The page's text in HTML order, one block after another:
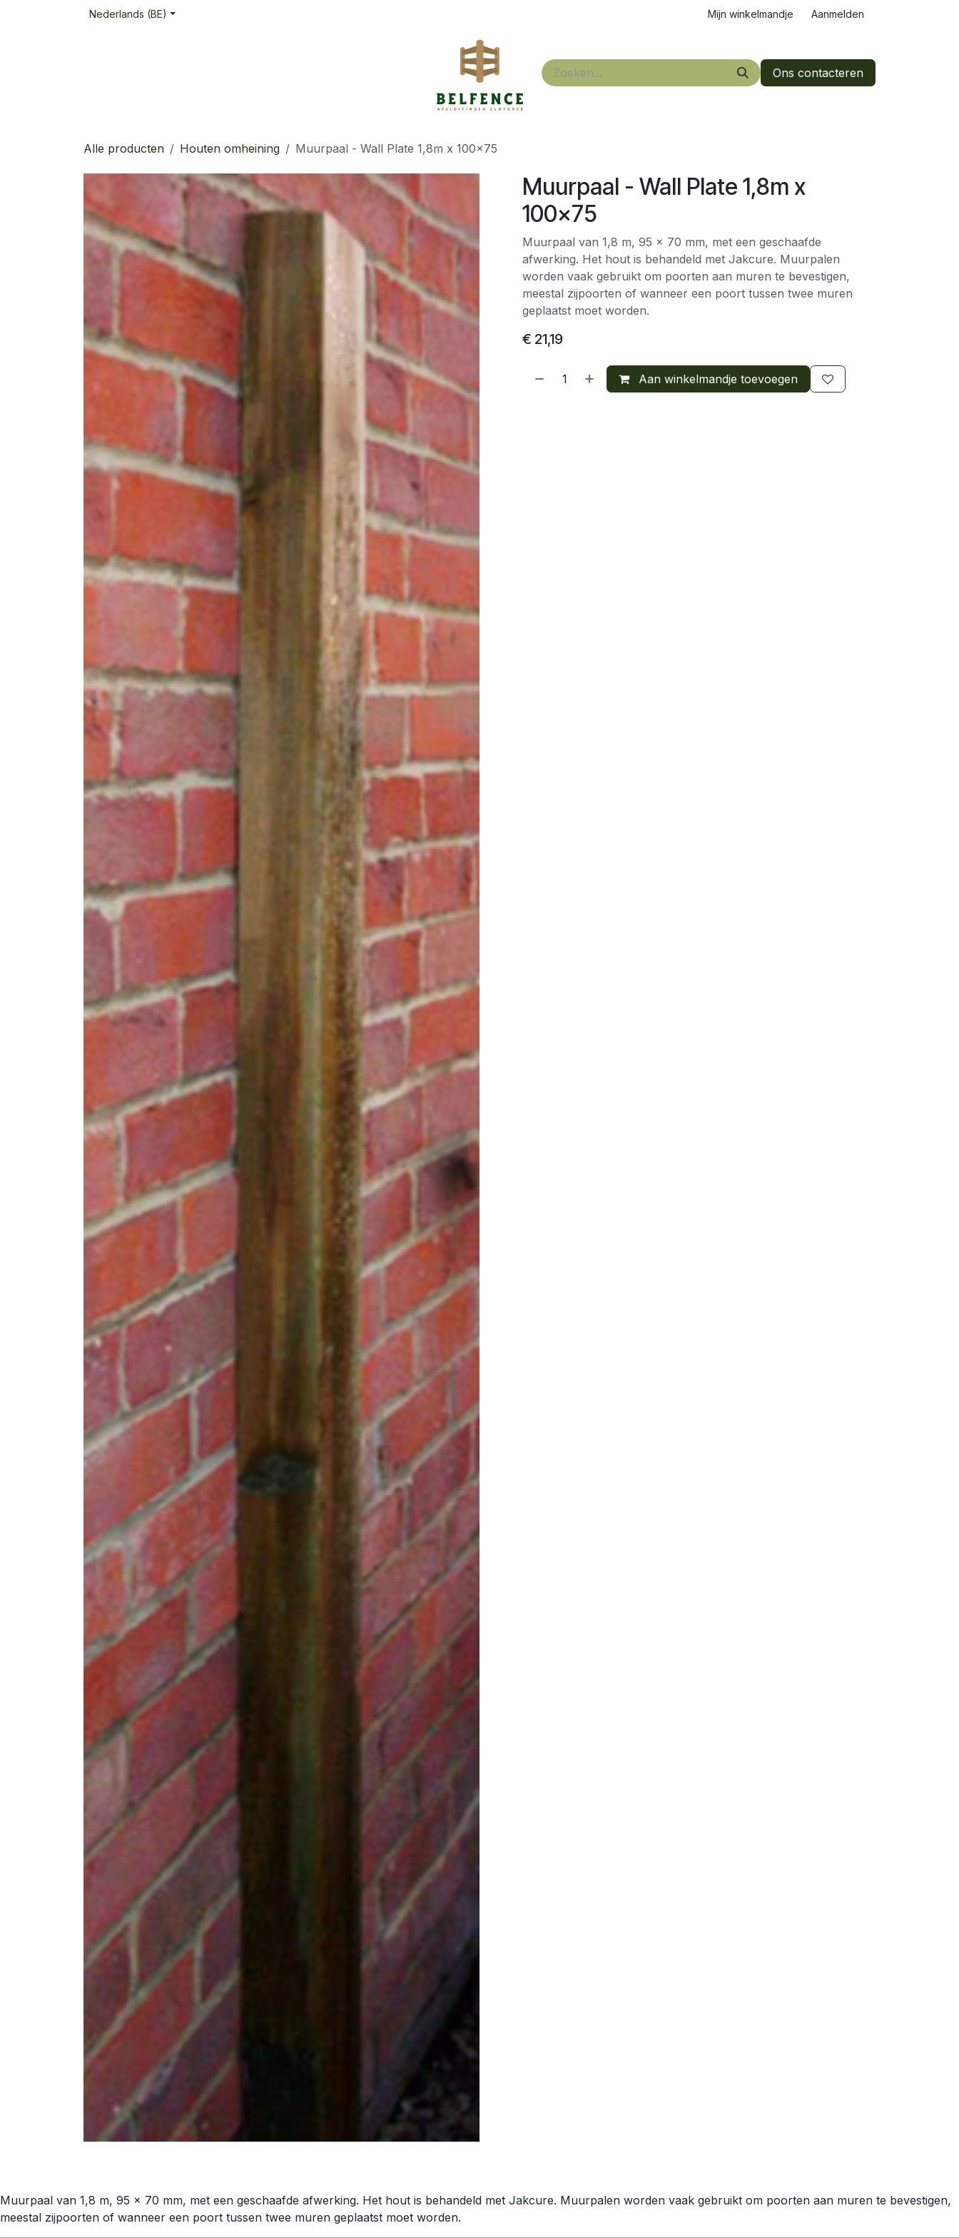
Overslaan naar inhoudNederlands (BE) Mijn winkelmandje Aanmelden
Houten poorten & omheining Over Ons contacteren
Alle producten Houten omheining Muurpaal - Wall Plate 1,8m x 100x75
Muurpaal - Wall Plate 1,8m x
100x75
Muurpaal van 1,8 m, 95 x 70 mm, met een geschaafde
afwerking. Het hout is behandeld met Jakcure. Muurpalen
worden vaak gebruikt om poorten aan muren te bevestigen,
meestal zijpoorten of wanneer een poort tussen twee muren
geplaatst moet worden.
€ 21,19
Aan winkelmandje toevoegen
Muurpaal van 1,8 m, 95 x 70 mm, met een geschaafde afwerking. Het hout is behandeld met Jakcure. Muurpalen worden vaak gebruikt om poorten aan muren te bevestigen,
meestal zijpoorten of wanneer een poort tussen twee muren geplaatst moet worden.